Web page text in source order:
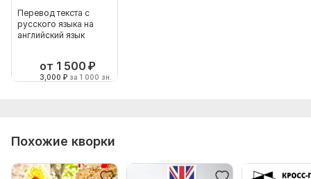
Перевод текста с
русского языка на
английский язык
от 1 500 ₽
3,000 ₽ за 1 000 зн.
Похожие кворки